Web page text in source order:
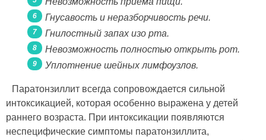
Гнусавость и неразборчивость речи.
Гнилостный запах изо рта.
Невозможность полностью открыть рот.
Уплотнение шейных лимфоузлов.
Паратонзиллит всегда сопровождается сильной
интоксикацией, которая особенно выражена у детей
раннего возраста. При интоксикации появляются
неспецифические симптомы паратонзиллита,